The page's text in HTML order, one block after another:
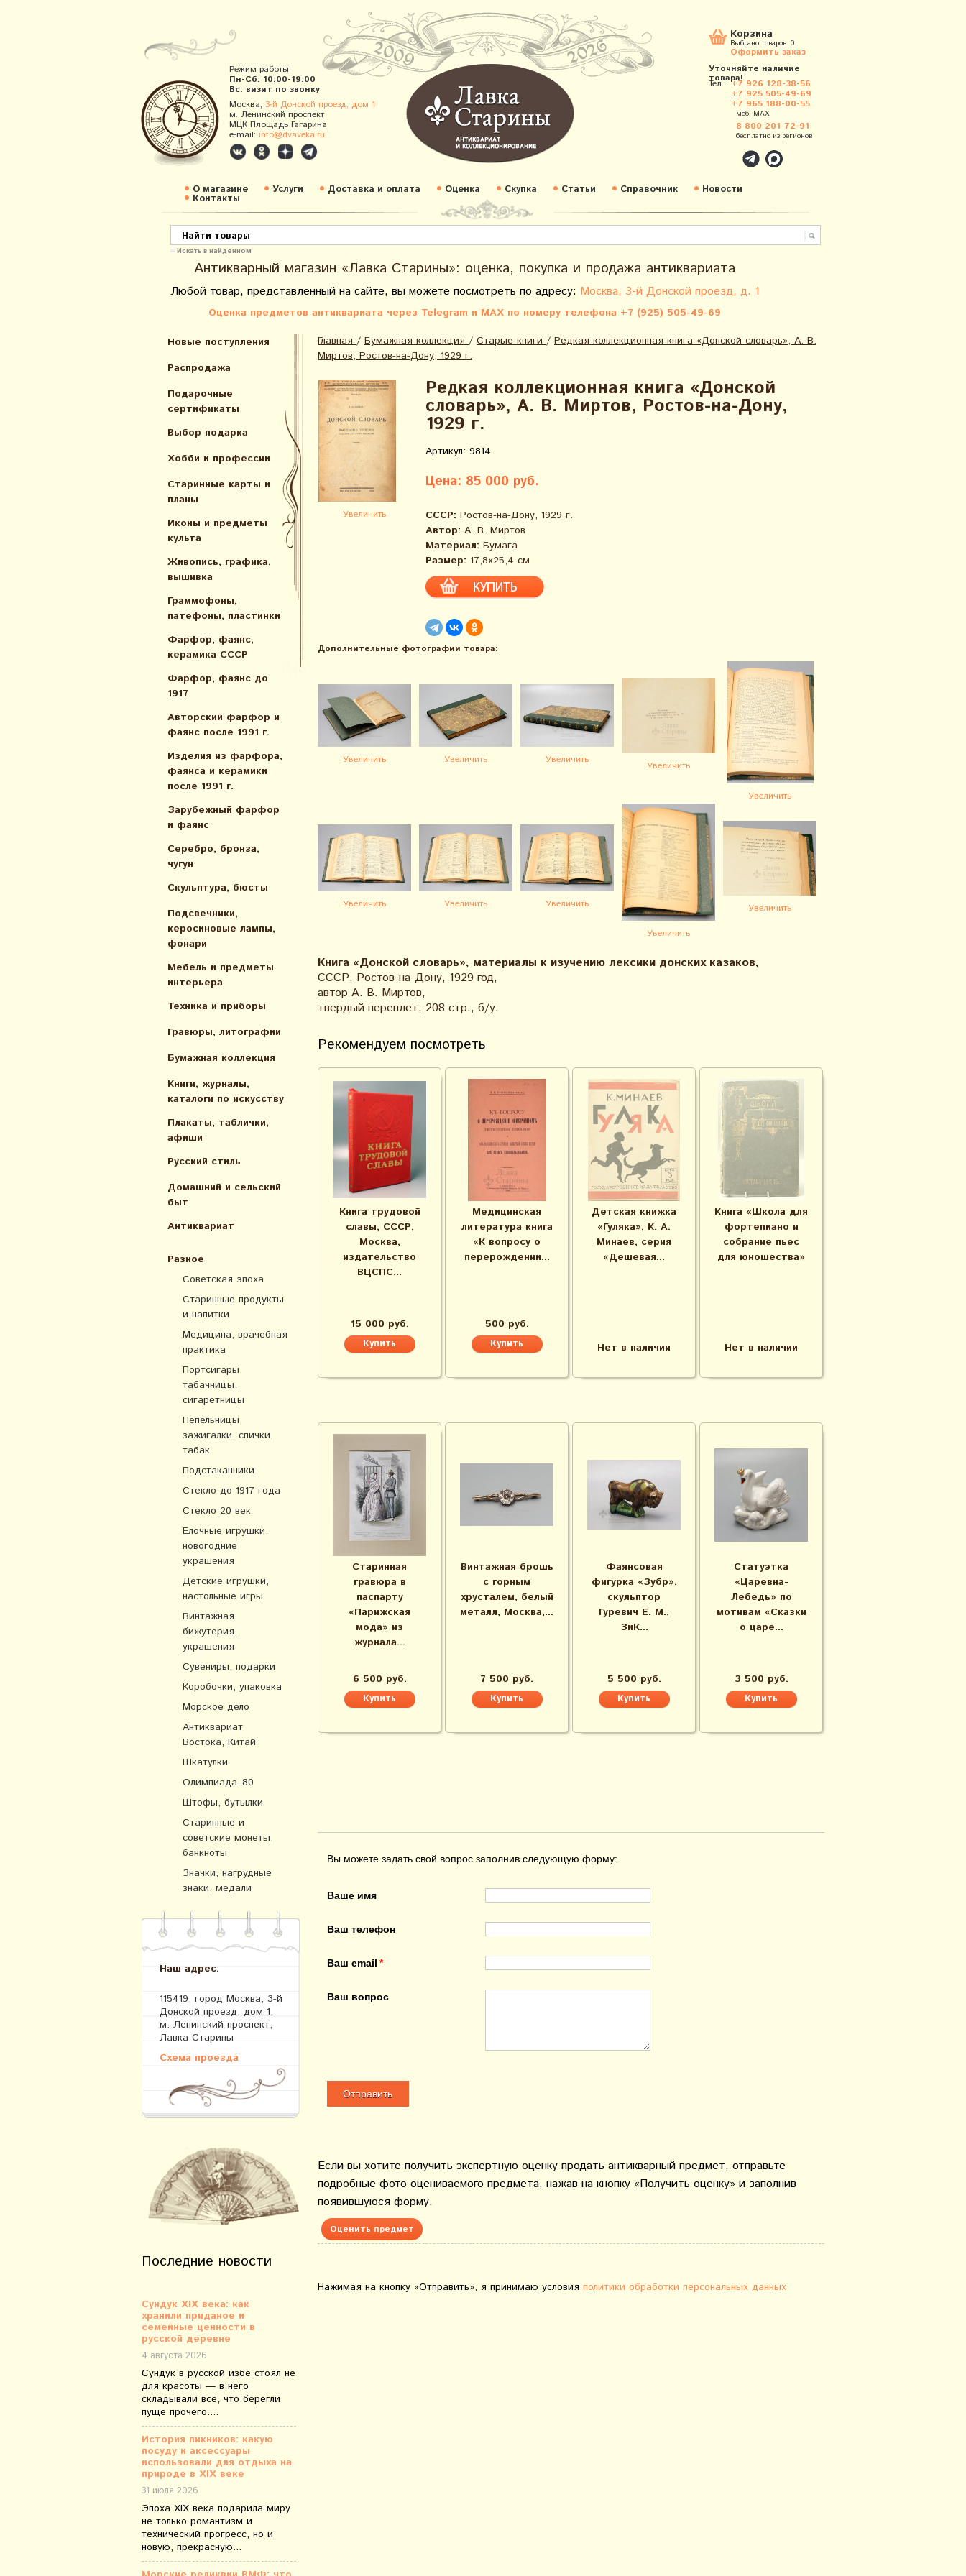
Режим работы
Пн-Сб: 10:00-19:00
Вс: визит по звонку
Москва, 3-й Донской проезд, дом 1
м. Ленинский проспект
МЦК Площадь Гагарина
e-mail: info@dvaveka.ru
Корзина
Выбрано товаров: 0
Оформить заказ
Уточняйте наличие
товара!
Тел.: +7 926 128-38-56
+7 925 505-49-69
+7 965 188-00-55
моб. MAX
8 800 201-72-91
бесплатно из регионов
О магазине Услуги Доставка и оплата Оценка Скупка Статьи Справочник Новости
Контакты
Искать в найденном
Антикварный магазин «Лавка Старины»: оценка, покупка и продажа антиквариата
Любой товар, представленный на сайте, вы можете посмотреть по адресу: Москва, 3-й Донской проезд, д. 1
Оценка предметов антиквариата через Telegram и MAX по номеру телефона +7 (925) 505-49-69
Новые поступления
Распродажа
Подарочные
сертификаты
Выбор подарка
Хобби и профессии
Старинные карты и
планы
Иконы и предметы
культа
Живопись, графика,
вышивка
Граммофоны,
патефоны, пластинки
Фарфор, фаянс,
керамика СССР
Фарфор, фаянс до
1917
Авторский фарфор и
фаянс после 1991 г.
Изделия из фарфора,
фаянса и керамики
после 1991 г.
Зарубежный фарфор
и фаянс
Серебро, бронза,
чугун
Скульптура, бюсты
Подсвечники,
керосиновые лампы,
фонари
Мебель и предметы
интерьера
Техника и приборы
Гравюры, литографии
Бумажная коллекция
Книги, журналы,
каталоги по искусcтву
Плакаты, таблички,
афиши
Русский стиль
Домашний и сельский
быт
Антиквариат
Разное
Советская эпоха
Старинные продукты
и напитки
Медицина, врачебная
практика
Портсигары,
табачницы,
сигаретницы
Пепельницы,
зажигалки, спички,
табак
Подстаканники
Стекло до 1917 года
Стекло 20 век
Елочные игрушки,
новогодние
украшения
Детские игрушки,
настольные игры
Винтажная
бижутерия,
украшения
Сувениры, подарки
Коробочки, упаковка
Морское дело
Антиквариат
Востока, Китай
Шкатулки
Олимпиада–80
Штофы, бутылки
Старинные и
советские монеты,
банкноты
Значки, нагрудные
знаки, медали
Наш адрес:
115419, город Москва, 3-й
Донской проезд, дом 1,
м. Ленинский проспект,
Лавка Старины
Схема проезда
Последние новости
Сундук XIX века: как
хранили приданое и
семейные ценности в
русской деревне
4 августа 2026
Сундук в русской избе стоял не
для красоты — в него
складывали всё, что берегли
пуще прочего....
История пикников: какую
посуду и аксессуары
использовали для отдыха на
природе в XIX веке
31 июля 2026
Эпоха XIX века подарила миру
не только романтизм и
технический прогресс, но и
новую, прекрасную...
Главная / Бумажная коллекция / Старые книги / Редкая коллекционная книга «Донской словарь», А. В.
Миртов, Ростов-на-Дону, 1929 г.
Увеличить
Редкая коллекционная книга «Донской
словарь», А. В. Миртов, Ростов-на-Дону,
1929 г.
Артикул: 9814
Цена: 85 000 руб.
СССР: Ростов-на-Дону, 1929 г.
Автор: А. В. Миртов
Материал: Бумага
Размер: 17,8х25,4 см
Дополнительные фотографии товара:
Увеличить Увеличить Увеличить
Увеличить
Увеличить
Увеличить Увеличить Увеличить
Увеличить
Увеличить
Книга «Донской словарь», материалы к изучению лексики донских казаков,
СССР, Ростов-на-Дону, 1929 год,
автор А. В. Миртов,
твердый переплет, 208 стр., б/у.
Рекомендуем посмотреть
Книга трудовой
славы, СССР,
Москва,
издательство
ВЦСПС...
15 000 руб.
Медицинская
литература книга
«К вопросу о
перерождении...
500 руб.
Детская книжка
«Гуляка», К. А.
Минаев, серия
«Дешевая...
Нет в наличии
Книга «Школа для
фортепиано и
собрание пьес
для юношества»
Нет в наличии
Старинная
гравюра в
паспарту
«Парижская
мода» из
журнала...
6 500 руб.
Винтажная брошь
с горным
хрусталем, белый
металл, Москва,...
7 500 руб.
Фаянсовая
фигурка «Зубр»,
скульптор
Гуревич Е. М.,
ЗиК...
5 500 руб.
Статуэтка
«Царевна-
Лебедь» по
мотивам «Сказки
о царе...
3 500 руб.
Вы можете задать свой вопрос заполнив следующую форму:
Ваше имя
Ваш телефон
Ваш email
Ваш вопрос
Если вы хотите получить экспертную оценку продать антикварный предмет, отправьте
подробные фото оцениваемого предмета, нажав на кнопку «Получить оценку» и заполнив
появившуюся форму.
Оценить предмет
Нажимая на кнопку «Отправить», я принимаю условия политики обработки персональных данных